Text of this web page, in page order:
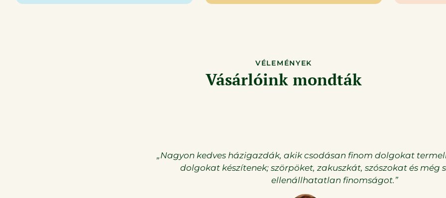
VÉLEMÉNYEK
Vásárlóink mondták
„Mindenkinek ajánlom őket, őszinte és kedves kiszolgálás, minden
zöldségek és gyümölcsök egyenesen tőlük érkeznek olyan
kiszaladnál a kertbe. A termékeikben benne van szívük-lelkük és a
mindezt vegyszermentesen.”